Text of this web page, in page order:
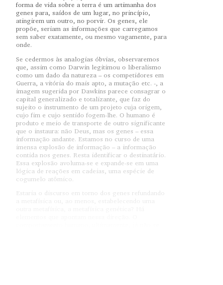
forma de vida sobre a terra é um artimanha dos
genes para, saídos de um lugar, no princípio,
atingirem um outro, no porvir. Os genes, ele
propõe, seriam as informações que carregamos
sem saber exatamente, ou mesmo vagamente, para
onde.
Se cedermos às analogias óbvias, observaremos
que, assim como Darwin legitimou o liberalismo
como um dado da natureza – os competidores em
Guerra, a vitória do mais apto, a mutação etc. -, a
imagem sugerida por Dawkins parece consagrar o
capital generalizado e totalizante, que faz do
sujeito o instrumento de um projeto cuja origem,
cujo fim e cujo sentido fogem-lhe. O humano é
produto e meio de transporte de outro significante
que o instaura: não Deus, mas os genes – essa
informação andante. Estamos no curso de uma
imensa explosão de informação – a informação
contida nos genes. Resta identificar o destinatário.
Essa explosão avoluma-se e expande-se em uma
lógica de reações em cadeias, uma espécie de
cogumelo atômico.
Estaria o discurso em torno dos genes refundando